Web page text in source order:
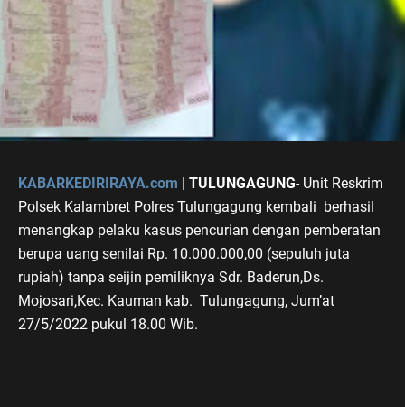
KABARKEDIRIRAYA.com | TULUNGAGUNG- Unit Reskrim
Polsek Kalambret Polres Tulungagung kembali berhasil
menangkap pelaku kasus pencurian dengan pemberatan
berupa uang senilai Rp. 10.000.000,00 (sepuluh juta
rupiah) tanpa seijin pemiliknya Sdr. Baderun,Ds.
Mojosari,Kec. Kauman kab. Tulungagung, Jum’at
27/5/2022 pukul 18.00 Wib.